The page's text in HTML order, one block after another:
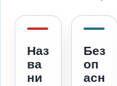
Наз
ва
ни
Без
оп
асн